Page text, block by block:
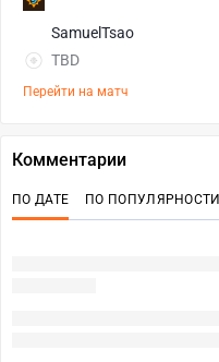
SamuelTsao
TBD
Перейти на матч
Комментарии
ПО ДАТЕ ПО ПОПУЛЯРНОСТИ